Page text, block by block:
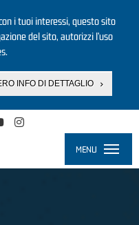
i tuoi interessi, questo sito
del sito, autorizzi l’uso
INFO DI DETTAGLIO
MENU